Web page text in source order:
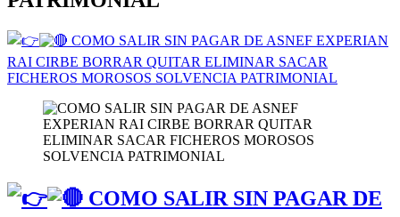
COMO SALIR SIN PAGAR DE ASNEF EXPERIAN
RAI CIRBE BORRAR QUITAR ELIMINAR SACAR
FICHEROS MOROSOS SOLVENCIA PATRIMONIAL
COMO SALIR SIN PAGAR DE